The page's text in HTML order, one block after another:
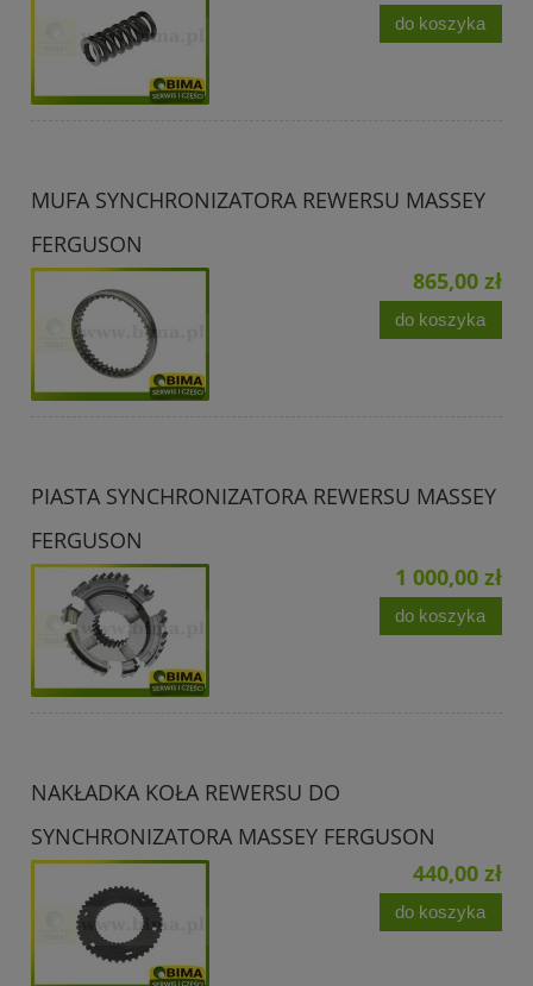
do koszyka
MUFA SYNCHRONIZATORA REWERSU MASSEY
FERGUSON
865,00 zł
do koszyka
PIASTA SYNCHRONIZATORA REWERSU MASSEY
FERGUSON
1 000,00 zł
do koszyka
NAKŁADKA KOŁA REWERSU DO
SYNCHRONIZATORA MASSEY FERGUSON
440,00 zł
do koszyka